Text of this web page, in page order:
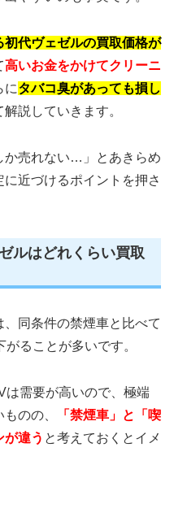
初代ヴェゼルの買取価格が
高いお金をかけてクリーニ
にタバコ臭があっても損し
説していきます。
か売れない…」とあきらめ
近づけるポイントを押さ
ルはどれくらい買取
同条件の禁煙車と比べて
がることが多いです。
は需要が高いので、極端
のの、
「禁煙車」と「喫
違う と考えておくとイメ